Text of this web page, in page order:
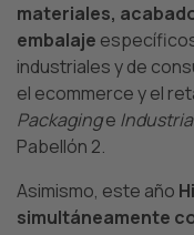
materiales,
embalaje
industriales y de
el ecommerce y el
Packaginge
Pabellón 2.
Asimismo, este año
simultáneamente